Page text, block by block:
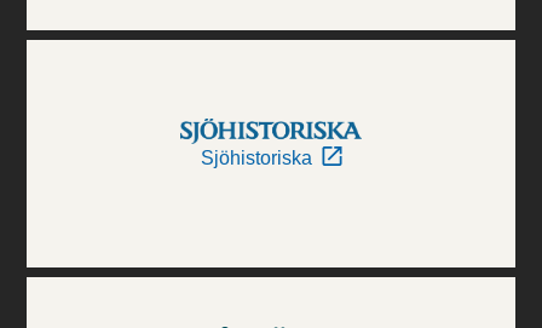
Sjöhistoriska